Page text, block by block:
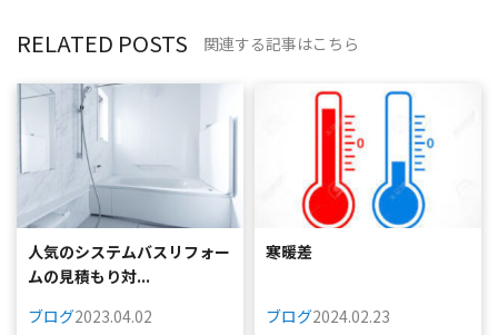
RELATED POSTS 関連する記事はこちら
人気のシステムバスリフォー
ムの見積もり対...
ブログ2023.04.02
寒暖差
ブログ2024.02.23